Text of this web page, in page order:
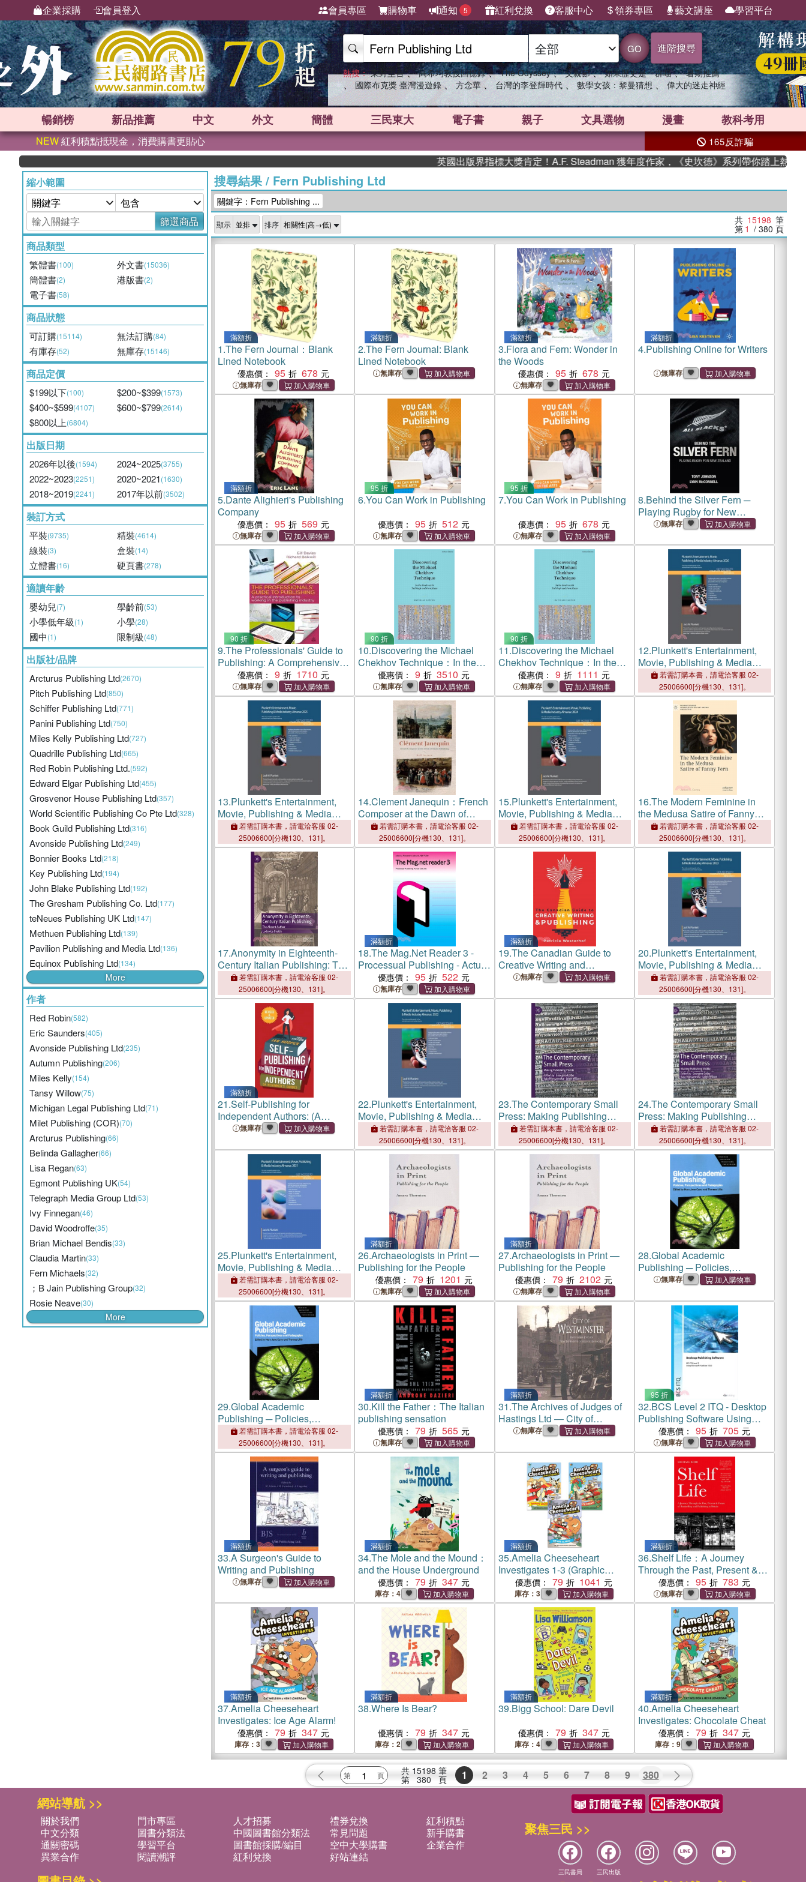
企業採購 會員登入 會員專區 購物車 通知 5 紅利兌換 客服中心 領券專區 藝文講座 學習平台
GO 進階搜尋
熱搜： 東野圭吾 、 高希均教授回憶錄 、 The Odyssey 、 父親節 、 如果歷史是一群喵 、 暑期推薦
、 國際布克獎 臺灣漫遊錄 、 方念華 、 台灣的李登輝時代 、 數學女孩：黎曼猜想 、 偉大的迷走神經
暢銷榜 新品推薦 中文 外文 簡體 三民東大 電子書 親子 文具選物 漫畫 教科考用
NEW紅利積點抵現金，消費購書更貼心 165反詐騙
英國出版界指標大獎肯定！A.F. Steadman 獲年度作家，《史坎德》系列帶你踏上熱血奇幻旅程
縮小範圍
篩選商品
商品類型
繁體書(100) 外文書(15036)
簡體書(2) 港版書(2)
電子書(58)
商品狀態
可訂購(15114) 無法訂購(84)
有庫存(52) 無庫存(15146)
商品定價
$199以下(100) $200~$399(1573)
$400~$599(4107) $600~$799(2614)
$800以上(6804)
出版日期
2026年以後(1594) 2024~2025(3755)
2022~2023(2251) 2020~2021(1630)
2018~2019(2241) 2017年以前(3502)
裝訂方式
平裝(9735) 精裝(4614)
線裝(3) 盒裝(14)
立體書(16) 硬頁書(278)
適讀年齡
嬰幼兒(7) 學齡前(53)
小學低年級(1) 小學(28)
國中(1) 限制級(48)
出版社/品牌
Arcturus Publishing Ltd(2670)
Pitch Publishing Ltd(850)
Schiffer Publishing Ltd(771)
Panini Publishing Ltd(750)
Miles Kelly Publishing Ltd(727)
Quadrille Publishing Ltd(665)
Red Robin Publishing Ltd.(592)
Edward Elgar Publishing Ltd(455)
Grosvenor House Publishing Ltd(357)
World Scientific Publishing Co Pte Ltd(328)
Book Guild Publishing Ltd(316)
Avonside Publishing Ltd(249)
Bonnier Books Ltd(218)
Key Publishing Ltd(194)
John Blake Publishing Ltd(192)
The Gresham Publishing Co. Ltd(177)
teNeues Publishing UK Ltd(147)
Methuen Publishing Ltd(139)
Pavilion Publishing and Media Ltd(136)
Equinox Publishing Ltd(134)
More
作者
Red Robin(582)
Eric Saunders(405)
Avonside Publishing Ltd(235)
Autumn Publishing(206)
Miles Kelly(154)
Tansy Willow(75)
Michigan Legal Publishing Ltd(71)
Milet Publishing (COR)(70)
Arcturus Publishing(66)
Belinda Gallagher(66)
Lisa Regan(63)
Egmont Publishing UK(54)
Telegraph Media Group Ltd(53)
Ivy Finnegan(46)
David Woodroffe(35)
Brian Michael Bendis(33)
Claudia Martin(33)
Fern Michaels(32)
；B Jain Publishing Group(32)
Rosie Neave(30)
More
搜尋結果/ Fern Publishing Ltd
關鍵字：Fern Publishing ...
顯示 排序 共 15198 筆
第 1 / 380 頁
滿額折
1.The Fern Journal：Blank
Lined Notebook
優惠價： 95 678
無庫存
滿額折
2.The Fern Journal: Blank
Lined Notebook
無庫存
滿額折
3.Flora and Fern: Wonder in
the Woods
優惠價： 95 678
無庫存
滿額折
4.Publishing Online for Writers
無庫存
滿額折
5.Dante Alighieri's Publishing
Company
優惠價： 95 569
無庫存
95 折
6.You Can Work in Publishing
優惠價： 95 512
無庫存
95 折
7.You Can Work in Publishing
優惠價： 95 678
無庫存
8.Behind the Silver Fern ─
Playing Rugby for New
Zealand
無庫存
90 折
9.The Professionals' Guide to
Publishing: A Comprehensive
Introduction to Working in the
Publishing Industry
優惠價： 9 1710
無庫存
90 折
10.Discovering the Michael
Chekhov Technique：In the
Studio with Ted Pugh and Fern
Sloan
優惠價： 9 3510
無庫存
90 折
11.Discovering the Michael
Chekhov Technique：In the
Studio with Ted Pugh and Fern
Sloan
優惠價： 9 1111
無庫存
12.Plunkett's Entertainment,
Movie, Publishing & Media
Industry Almanac 2026:
Entertainment, Movie,
Publishing & Media Industry
Market Research, Statisti
若需訂購本書，請電洽客服 02-
25006600[分機130、131]。
13.Plunkett's Entertainment,
Movie, Publishing & Media
Industry Almanac 2025:
Entertainment, Movie,
Publishing & Media Industry
Market Research, Statisti
若需訂購本書，請電洽客服 02-
25006600[分機130、131]。
14.Clement Janequin：French
Composer at the Dawn of
Music Publishing
若需訂購本書，請電洽客服 02-
25006600[分機130、131]。
15.Plunkett's Entertainment,
Movie, Publishing & Media
Industry Almanac 2024:
Entertainment, Movie,
Publishing & Media Industry
Market Research, Statisti
若需訂購本書，請電洽客服 02-
25006600[分機130、131]。
16.The Modern Feminine in
the Medusa Satire of Fanny
Fern若需訂購本書，請電洽客服 02-
25006600[分機130、131]。
17.Anonymity in Eighteenth-
Century Italian Publishing: The
Absent Author
若需訂購本書，請電洽客服 02-
25006600[分機130、131]。
滿額折
18.The Mag.Net Reader 3 -
Processual Publishing - Actual
Gestures
優惠價： 95 522
無庫存
滿額折
19.The Canadian Guide to
Creative Writing and
Publishing
無庫存
20.Plunkett's Entertainment,
Movie, Publishing & Media
Industry Almanac 2023:
Entertainment, Movie,
Publishing & Media Industry
Market Research, Statisti
若需訂購本書，請電洽客服 02-
25006600[分機130、131]。
滿額折
21.Self-Publishing for
Independent Authors: (A
Beginner's Guide)
無庫存
22.Plunkett's Entertainment,
Movie, Publishing & Media
Industry Almanac 2022:
Entertainment, Movie,
Publishing & Media Industry
Market Research, Statisti
若需訂購本書，請電洽客服 02-
25006600[分機130、131]。
23.The Contemporary Small
Press: Making Publishing
Visible若需訂購本書，請電洽客服 02-
25006600[分機130、131]。
24.The Contemporary Small
Press: Making Publishing
Visible若需訂購本書，請電洽客服 02-
25006600[分機130、131]。
25.Plunkett's Entertainment,
Movie, Publishing & Media
Industry Almanac 2021:
Entertainment, Movie,
Publishing & Media Industry
Market Research, Statisti
若需訂購本書，請電洽客服 02-
25006600[分機130、131]。
滿額折
26.Archaeologists in Print ―
Publishing for the People
優惠價： 79 1201
無庫存
滿額折
27.Archaeologists in Print ―
Publishing for the People
優惠價： 79 2102
無庫存
28.Global Academic
Publishing ─ Policies,
Perspectives and Pedagogies
無庫存
29.Global Academic
Publishing ─ Policies,
Perspectives and Pedagogies
若需訂購本書，請電洽客服 02-
25006600[分機130、131]。
滿額折
30.Kill the Father：The Italian
publishing sensation
優惠價： 79 565
無庫存
滿額折
31.The Archives of Judges of
Hastings Ltd ― City of
Westminster
無庫存
95 折
32.BCS Level 2 ITQ - Desktop
Publishing Software Using
Microsoft Publisher 2010
優惠價： 95 705
無庫存
滿額折
33.A Surgeon's Guide to
Writing and Publishing
無庫存
滿額折
34.The Mole and the Mound：
and the House Underground
優惠價： 79 347
庫存：4
滿額折
35.Amelia Cheeseheart
Investigates 1-3 (Graphic
Novel)優惠價： 79 1041
庫存：3
滿額折
36.Shelf Life：A Journey
Through the Past, Present &
Future of Bookselling and
Publishing in Britain
優惠價： 95 783
無庫存
滿額折
37.Amelia Cheeseheart
Investigates: Ice Age Alarm!
優惠價： 79 347
庫存：3
滿額折
38.Where Is Bear?
優惠價： 79 347
庫存：2
滿額折
39.Bigg School: Dare Devil
優惠價： 79 347
庫存：4
滿額折
40.Amelia Cheeseheart
Investigates: Chocolate Cheat
優惠價： 79 347
庫存：9
共 15198 筆
第 380 頁 1 2 3 4 5 6 7 8 9 380
網站導航 >>
關於我們 門市專區 人才招募 禮券兌換
紅利積點
中文分類
圖書分類法 中國圖書館分類法 常見問題
新手購書
通關密碼
學習平台 圖書館採購/編目 空中大學購書
企業合作
異業合作
閱讀潮評 紅利兌換 好站連結
聚焦三民 >>
三民書局 三民出版